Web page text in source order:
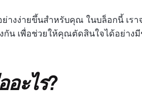
างง่ายขึ้นสำหรับคุณ ในบล็อกนี้ เรา
กัน เพื่อช่วยให้คุณตัดสินใจได้อย่าง
ะไร?